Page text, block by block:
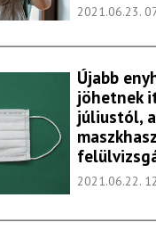
2021.06.23.
Újabb
jöhetnek
júliustól, a
2021.06.22.